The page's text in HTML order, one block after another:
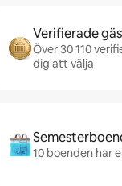
Verifierade
Över 30 110
dig att välja
10 boenden har